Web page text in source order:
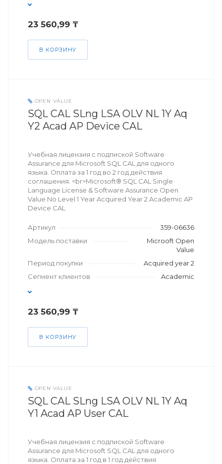
23 560,99 ₸
В КОРЗИНУ
OPEN VALUE
SQL CAL SLng LSA OLV NL 1Y Aq
Y2 Acad AP Device CAL
Учебная лицензия с подпиской Software
Assurance для Microsoft SQL CAL для одного
языка. Оплата за 1 год во 2 год действия
соглашения. <br>Microsoft® SQL CAL Single
Language License & Software Assurance Open
Value No Level 1 Year Acquired Year 2 Academic AP
Device CAL
Артикул
359-06636
Модель поставки
Microoft Open
Value
Период покупки
Acquired year 2
Сегмент клиентов
Academic
23 560,99 ₸
В КОРЗИНУ
OPEN VALUE
SQL CAL SLng LSA OLV NL 1Y Aq
Y1 Acad AP User CAL
Учебная лицензия с подпиской Software
Assurance для Microsoft SQL CAL для одного
языка. Оплата за 1 год в 1 год действия